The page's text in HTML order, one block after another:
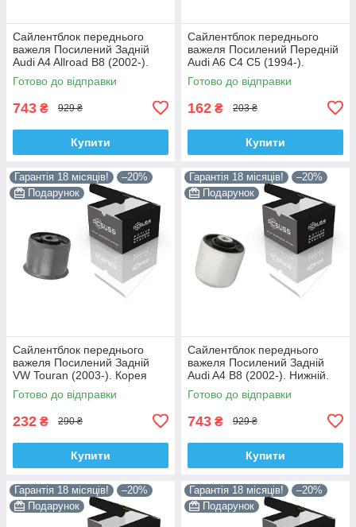
Сайлентблок переднього
важеля Посилений Задній
Audi A4 Allroad B8 (2002-).
Нижній. Корея ACSUSS!
4H0407183 , TD1247W ,
Готово до відправки
743 ₴ 929 ₴
Купити
Сайлентблок переднього
важеля Посилений Передній
Audi A6 C4 C5 (1994-).
Верхній. Корея ACSUSS!
35379 , JBU138 , TD1062W
Готово до відправки
162 ₴ 203 ₴
Купити
Гарантія 18 місяців!
–20%
Подарунок
Сайлентблок переднього
важеля Посилений Задній
VW Touran (2003-). Корея
ACSUSS! 34559 , JBU602 ,
VKDS331037
Готово до відправки
232 ₴ 290 ₴
Купити
Гарантія 18 місяців!
–20%
Подарунок
Сайлентблок переднього
важеля Посилений Задній
Audi A4 B8 (2002-). Нижній.
Корея ACSUSS! 4H0407183 ,
TD1247W , VKDS331074
Готово до відправки
743 ₴ 929 ₴
Купити
Гарантія 18 місяців!
–20%
Подарунок
Гарантія 18 місяців!
–20%
Подарунок